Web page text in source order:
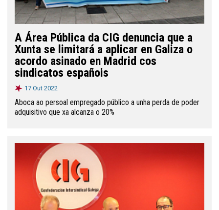
A Área Pública da CIG denuncia que a
Xunta se limitará a aplicar en Galiza o
acordo asinado en Madrid cos
sindicatos españois
17 Out 2022
Aboca ao persoal empregado público a unha perda de poder
adquisitivo que xa alcanza o 20%